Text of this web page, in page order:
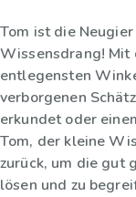
Tom ist die
Wissensdrang! Mit
entlegensten
verborgenen
erkundet oder
Tom, der kleine
zurück, um die gut
lösen und zu